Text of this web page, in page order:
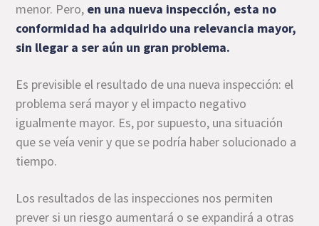
menor. Pero, en una nueva inspección, esta no
conformidad ha adquirido una relevancia mayor,
sin llegar a ser aún un gran problema.
Es previsible el resultado de una nueva inspección: el
problema será mayor y el impacto negativo
igualmente mayor. Es, por supuesto, una situación
que se veía venir y que se podría haber solucionado a
tiempo.
Los resultados de las inspecciones nos permiten
prever si un riesgo aumentará o se expandirá a otras